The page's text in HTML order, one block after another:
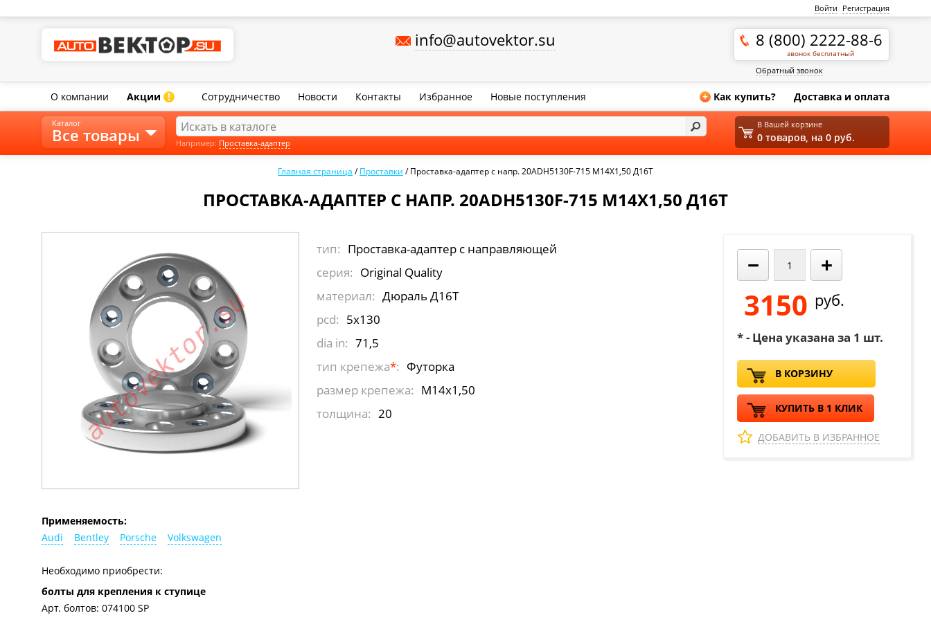
Войти Регистрация
info@autovektor.su 8 (800) 2222-88-6
звонок бесплатный
Обратный звонок
О компании Акции ! Сотрудничество Новости Контакты Избранное Новые поступления + Как купить? Доставка и оплата
Главная страница /Проставки /Проставка-адаптер с напр. 20ADH5130F-715 М14Х1,50 Д16Т
ПРОСТАВКА-АДАПТЕР С НАПР. 20ADH5130F-715 М14Х1,50 Д16Т
тип: Проставка-адаптер с направляющей
серия: Original Quality
материал: Дюраль Д16Т
pcd: 5x130
dia in: 71,5
тип крепежа*: Футорка
размер крепежа: М14х1,50
толщина: 20
Применяемость:
Audi
Bentley Porsche Volkswagen
− +
3150 руб.
* - Цена указана за 1 шт.
В КОРЗИНУ
КУПИТЬ В 1 КЛИК
ДОБАВИТЬ В ИЗБРАННОЕ
Необходимо приобрести:
болты для крепления к ступице
Арт. болтов: 074100 SP
Каталог
Все товары
В Вашей корзине
0 товаров, на 0 руб.
Например: Проставка-адаптер